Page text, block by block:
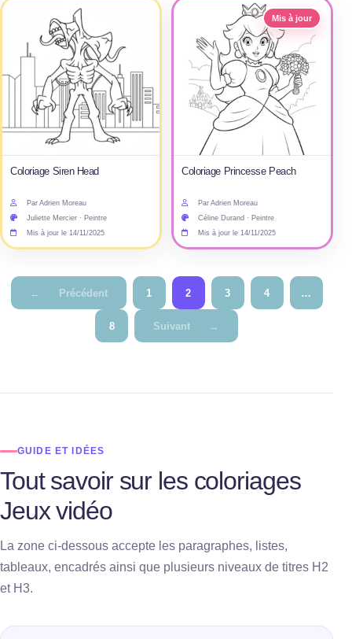
Coloriage Siren Head
Par Adrien Moreau
Juliette Mercier · Peintre
Mis à jour le 14/11/2025
Mis à jour
Coloriage Princesse Peach
Par Adrien Moreau
Céline Durand · Peintre
Mis à jour le 14/11/2025
Pagination
des
publications
← Précédent 1 2 3 4 …
8 Suivant →
GUIDE ET IDÉES
Tout savoir sur les coloriages
Jeux vidéo
La zone ci-dessous accepte les paragraphes, listes,
tableaux, encadrés ainsi que plusieurs niveaux de titres H2
et H3.